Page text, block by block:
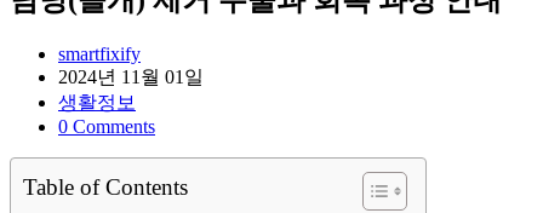
Post
author:
smartfixify
Post
published:
2024년 11월 01일
Post
category:
생활정보
Post
0 Comments
Table of Contents